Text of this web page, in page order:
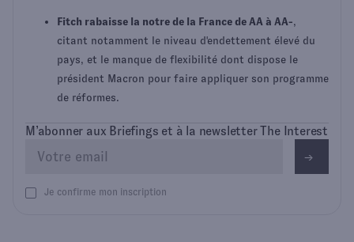
Fitch rabaisse la notre de la France de AA à AA-,
citant notamment le niveau d'endettement élevé du
pays, et le manque de flexibilité dont dispose le
président Macron pour faire appliquer son programme
de réformes.
M’abonner aux Briefings et à la newsletter The Interest
Je confirme mon inscription